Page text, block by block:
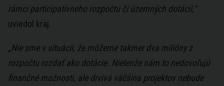
rámci participatívneho rozpočtu či územných dotácií,“
uviedol kraj.
„Nie sme v situácii, že môžeme takmer dva milióny z
rozpočtu rozdať ako dotácie. Nielenže nám to nedovoľujú
finančné možnosti, ale drvivá väčšina projektov nebude